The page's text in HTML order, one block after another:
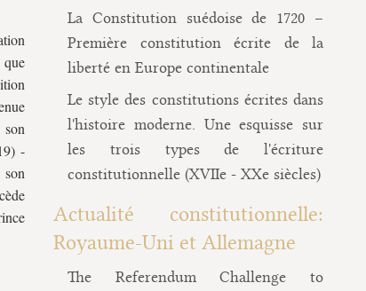
que
-
La Constitution suédoise de 1720 –
Première constitution écrite de la
liberté en Europe continentale
Le style des constitutions écrites dans
l'histoire moderne. Une esquisse sur
les trois types de l'écriture
constitutionnelle (XVIIe - XXe siècles)
Actualité constitutionnelle:
Royaume-Uni et Allemagne
The Referendum Challenge to